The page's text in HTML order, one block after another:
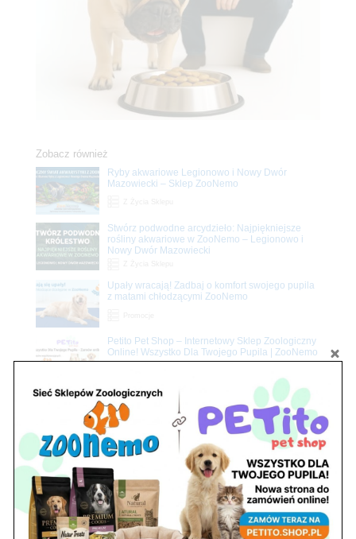
Zobacz również
Ryby akwariowe Legionowo i Nowy Dwór
Mazowiecki – Sklep ZooNemo
Stwórz podwodne arcydzieło: Najpiękniejsze
rośliny akwariowe w ZooNemo – Legionowo i
Nowy Dwór Mazowiecki
Upały wracają! Zadbaj o komfort swojego pupila
z matami chłodzącymi ZooNemo
Petito Pet Shop – Internetowy Sklep Zoologiczny
Online! Wszystko Dla Twojego Pupila | ZooNemo
Znajdź nas
Adres
05-120 Legionowo
ul. Piłsudskiego 31,
pawilon 134
tel./fax. 22 784 71 96